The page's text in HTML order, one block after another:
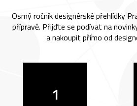
Osmý ročník designérské přehlídky
přípravě. Přijďte se podívat na
a nakoupit přímo od
1